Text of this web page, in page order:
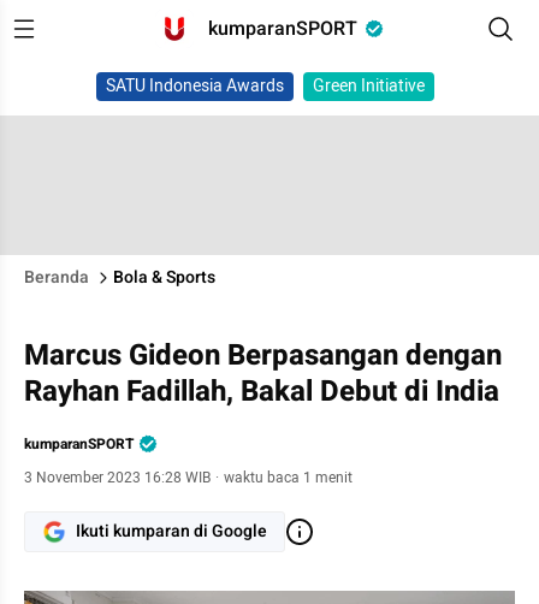
kumparanSPORT
SATU Indonesia Awards Green Initiative
Beranda Bola & Sports
Marcus Gideon Berpasangan dengan
Rayhan Fadillah, Bakal Debut di India
kumparanSPORT
3 November 2023 16:28 WIB · waktu baca 1 menit
Ikuti kumparan di Google